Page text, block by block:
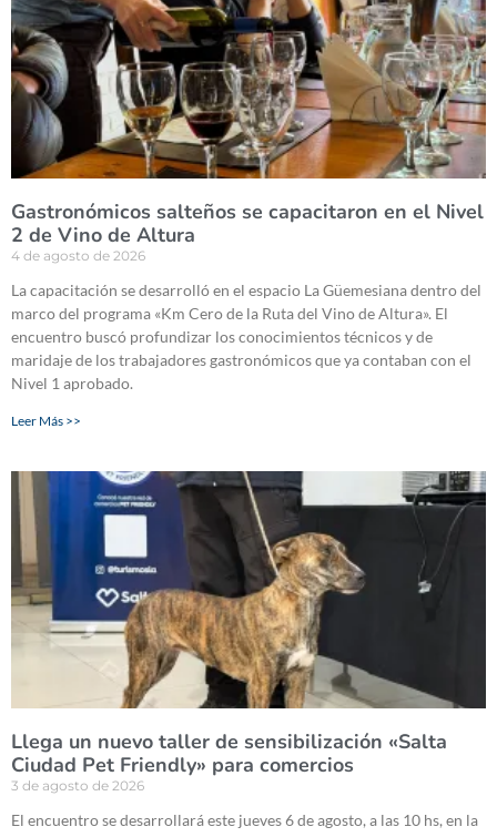
Gastronómicos salteños se capacitaron en el Nivel
2 de Vino de Altura
4 de agosto de 2026
La capacitación se desarrolló en el espacio La Güemesiana dentro del
marco del programa «Km Cero de la Ruta del Vino de Altura». El
encuentro buscó profundizar los conocimientos técnicos y de
maridaje de los trabajadores gastronómicos que ya contaban con el
Nivel 1 aprobado.
Leer Más >>
Llega un nuevo taller de sensibilización «Salta
Ciudad Pet Friendly» para comercios
3 de agosto de 2026
El encuentro se desarrollará este jueves 6 de agosto, a las 10 hs, en la